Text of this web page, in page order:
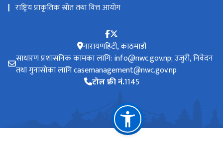
राष्ट्रिय प्राकृतिक स्रोत तथा वित्त आयोग
नारायणहिटी, काठमाडौ
साधारण प्रशासनिक कामका लागि: info@nwc.gov.np; उजुरी, निवेदन
तथा गुनासोका लागि casemanagement@nwc.gov.np
टोल फ्री नं.1145